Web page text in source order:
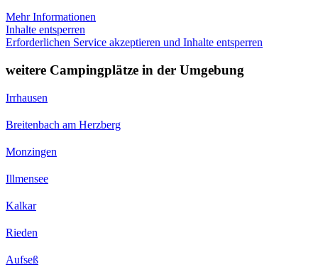
Mehr Informationen
Inhalte entsperren
Erforderlichen Service akzeptieren und Inhalte entsperren
weitere Campingplätze in der Umgebung
Irrhausen
Breitenbach am Herzberg
Monzingen
Illmensee
Kalkar
Rieden
Aufseß